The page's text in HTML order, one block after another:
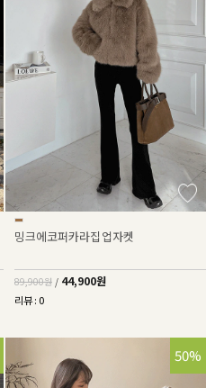
밍크에코퍼카라집업자켓
89,900원 / 44,900원
리뷰 : 0
50%